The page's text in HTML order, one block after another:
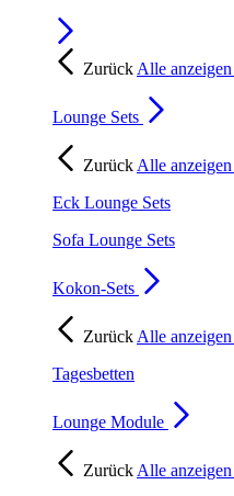
Zurück Alle
Lounge Sets
Zurück Alle
Eck Lounge Sets
Sofa Lounge Sets
Kokon-Sets
Zurück Alle
Tagesbetten
Lounge Module
Zurück Alle